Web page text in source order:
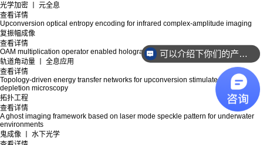
光学加密 丨 元全息
查看详情
Upconversion optical entropy encoding for infrared complex-amplitude imaging
复振幅成像
查看详情
OAM multiplication operator enabled holographic multiplexing
轨道角动量 丨 全息应用
查看详情
Topology-driven energy transfer networks for upconversion stimulated emission
depletion microscopy
拓扑工程
查看详情
A ghost imaging framework based on laser mode speckle pattern for underwater
environments
鬼成像 丨 水下光学
可以介绍下你们的产品么？